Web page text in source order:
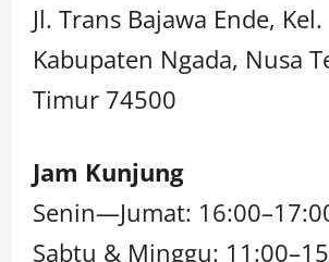
Jl. Trans Bajawa Ende,
Kabupaten Ngada, Nusa
Timur 74500
Jam Kunjung
Senin—Jumat:
Sabtu & Minggu: